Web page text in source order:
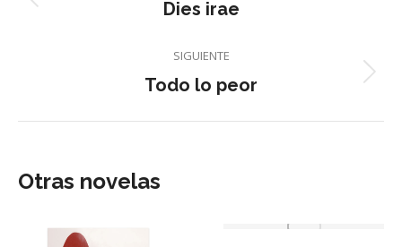
entre
proyectos
Proyecto
Dies irae
SIGUIENTE
Proyecto
Todo lo peor
Otras novelas